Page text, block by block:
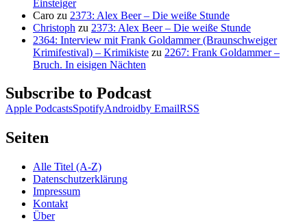
Einsteiger
Caro zu 2373: Alex Beer – Die weiße Stunde
Christoph zu 2373: Alex Beer – Die weiße Stunde
2364: Interview mit Frank Goldammer (Braunschweiger
Krimifestival) – Krimikiste zu 2267: Frank Goldammer –
Bruch. In eisigen Nächten
Subscribe to Podcast
Apple PodcastsSpotifyAndroidby EmailRSS
Seiten
Alle Titel (A-Z)
Datenschutzerklärung
Impressum
Kontakt
Über